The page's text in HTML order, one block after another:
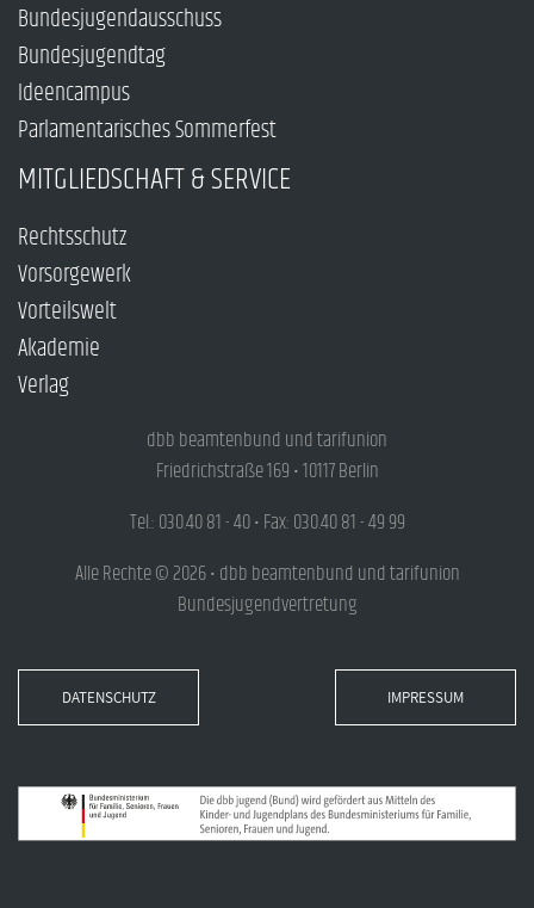
Bundesjugendausschuss
Bundesjugendtag
Ideencampus
Parlamentarisches Sommerfest
MITGLIEDSCHAFT & SERVICE
Rechtsschutz
Vorsorgewerk
Vorteilswelt
Akademie
Verlag
dbb beamtenbund und tarifunion
Friedrichstraße 169 • 10117 Berlin
Tel.: 030.40 81 - 40 • Fax: 030.40 81 - 49 99
Alle Rechte © 2026 • dbb beamtenbund und tarifunion
Bundesjugendvertretung
DATENSCHUTZ IMPRESSUM